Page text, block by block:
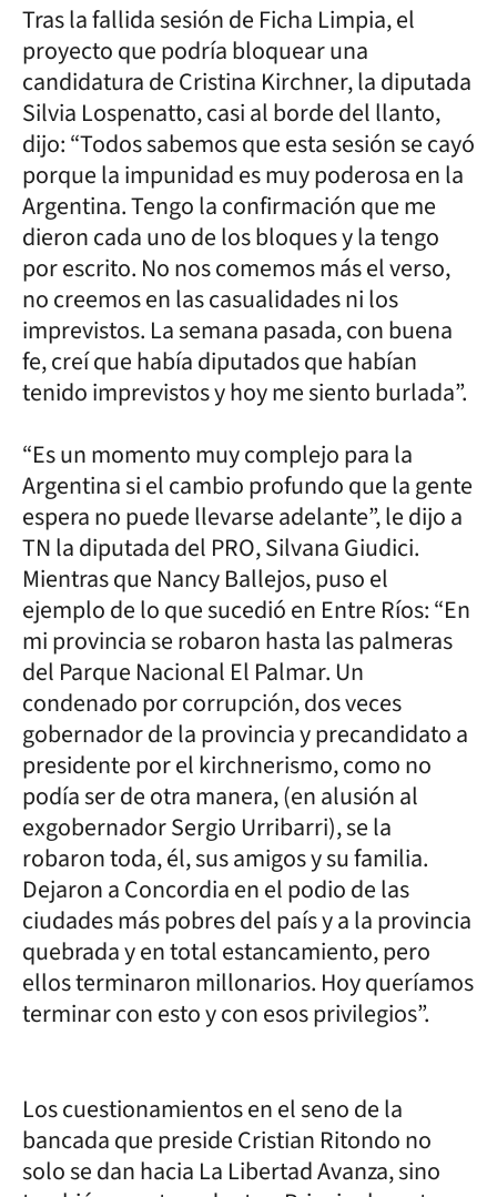
Tras la fallida sesión de Ficha Limpia, el
proyecto que podría bloquear una
candidatura de Cristina Kirchner, la diputada
Silvia Lospenatto, casi al borde del llanto,
dijo: “Todos sabemos que esta sesión se cayó
porque la impunidad es muy poderosa en la
Argentina. Tengo la confirmación que me
dieron cada uno de los bloques y la tengo
por escrito. No nos comemos más el verso,
no creemos en las casualidades ni los
imprevistos. La semana pasada, con buena
fe, creí que había diputados que habían
tenido imprevistos y hoy me siento burlada”.
“Es un momento muy complejo para la
Argentina si el cambio profundo que la gente
espera no puede llevarse adelante”, le dijo a
TN la diputada del PRO, Silvana Giudici.
Mientras que Nancy Ballejos, puso el
ejemplo de lo que sucedió en Entre Ríos: “En
mi provincia se robaron hasta las palmeras
del Parque Nacional El Palmar. Un
condenado por corrupción, dos veces
gobernador de la provincia y precandidato a
presidente por el kirchnerismo, como no
podía ser de otra manera, (en alusión al
exgobernador Sergio Urribarri), se la
robaron toda, él, sus amigos y su familia.
Dejaron a Concordia en el podio de las
ciudades más pobres del país y a la provincia
quebrada y en total estancamiento, pero
ellos terminaron millonarios. Hoy queríamos
terminar con esto y con esos privilegios”.
Los cuestionamientos en el seno de la
bancada que preside Cristian Ritondo no
solo se dan hacia La Libertad Avanza, sino